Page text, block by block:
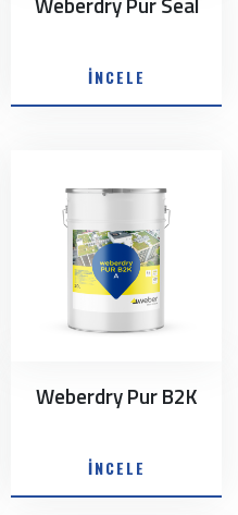
İNCELE
Weberdry Pur B2K
İNCELE